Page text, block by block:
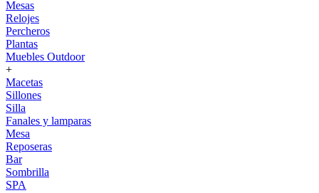
Mesas
Relojes
Percheros
Plantas
Muebles Outdoor
+
Macetas
Sillones
Silla
Fanales y lamparas
Mesa
Reposeras
Bar
Sombrilla
SPA